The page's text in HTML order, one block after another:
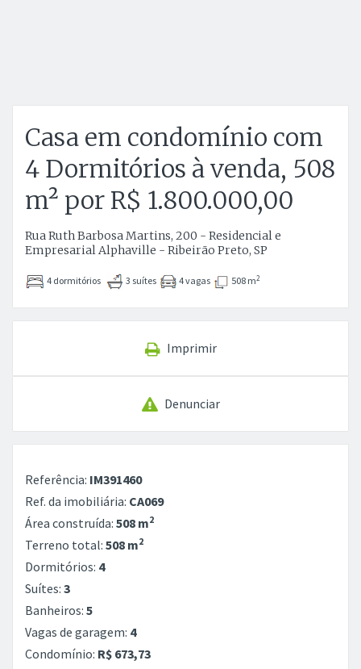
Casa em condomínio com
4 Dormitórios à venda, 508
m² por R$ 1.800.000,00
Rua Ruth Barbosa Martins, 200 - Residencial e
Empresarial Alphaville - Ribeirão Preto, SP
4 dormitórios 3 suítes 4 vagas 508 m2
Imprimir
Denunciar
Referência: IM391460
Ref. da imobiliária: CA069
Área construída: 508 m2
Terreno total: 508 m2
Dormitórios: 4
Suítes: 3
Banheiros: 5
Vagas de garagem: 4
Condomínio: R$ 673,73